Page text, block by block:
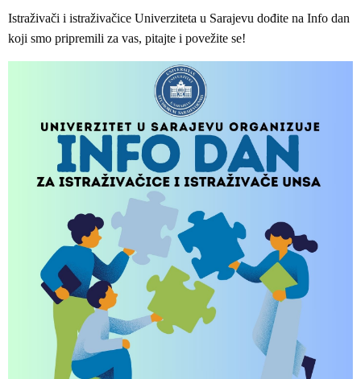
Istraživači i istraživačice Univerziteta u Sarajevu dođite na Info dan
koji smo pripremili za vas, pitajte i povežite se!